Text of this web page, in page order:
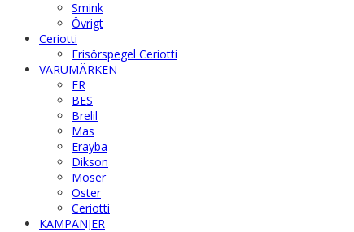
Smink
Övrigt
Ceriotti
Frisörspegel Ceriotti
VARUMÄRKEN
FR
BES
Brelil
Mas
Erayba
Dikson
Moser
Oster
Ceriotti
KAMPANJER